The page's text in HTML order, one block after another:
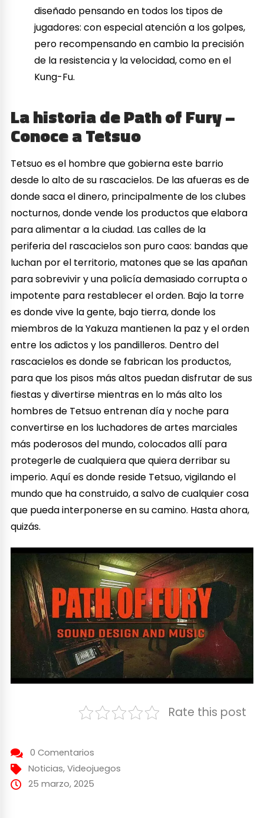
diseñado pensando en todos los tipos de
jugadores: con especial atención a los golpes,
pero recompensando en cambio la precisión
de la resistencia y la velocidad, como en el
Kung-Fu.
La historia de Path of Fury –
Conoce a Tetsuo
Tetsuo es el hombre que gobierna este barrio
desde lo alto de su rascacielos. De las afueras es de
donde saca el dinero, principalmente de los clubes
nocturnos, donde vende los productos que elabora
para alimentar a la ciudad. Las calles de la
periferia del rascacielos son puro caos: bandas que
luchan por el territorio, matones que se las apañan
para sobrevivir y una policía demasiado corrupta o
impotente para restablecer el orden. Bajo la torre
es donde vive la gente, bajo tierra, donde los
miembros de la Yakuza mantienen la paz y el orden
entre los adictos y los pandilleros. Dentro del
rascacielos es donde se fabrican los productos,
para que los pisos más altos puedan disfrutar de sus
fiestas y divertirse mientras en lo más alto los
hombres de Tetsuo entrenan día y noche para
convertirse en los luchadores de artes marciales
más poderosos del mundo, colocados allí para
protegerle de cualquiera que quiera derribar su
imperio. Aquí es donde reside Tetsuo, vigilando el
mundo que ha construido, a salvo de cualquier cosa
que pueda interponerse en su camino. Hasta ahora,
quizás.
Rate this post
0 Comentarios
Noticias, Videojuegos
25 marzo, 2025